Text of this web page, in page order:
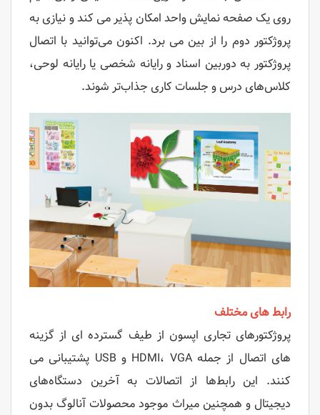
روی یک صفحه نمایش واحد امکان پذیر می کند و نیازی به
پروژکتور دوم را از بین می برد. اکنون می‌توانید با اتصال
پروژکتور به دوربین اسناد و رایانه شخصی یا رایانه لوحی،
کلاس‌های درس و جلسات کاری جذاب‌تر شوند.
رابط های مختلف
پروژکتورهای تجاری اپسون از طیف گسترده ای از گزینه
های اتصال از جمله HDMI، VGA و USB پشتیبانی می
کنند. این رابط‌ها از اتصالات به آخرین دستگاه‌های
دیجیتال و همچنین میراث موجود محصولات آنالوگ بدون